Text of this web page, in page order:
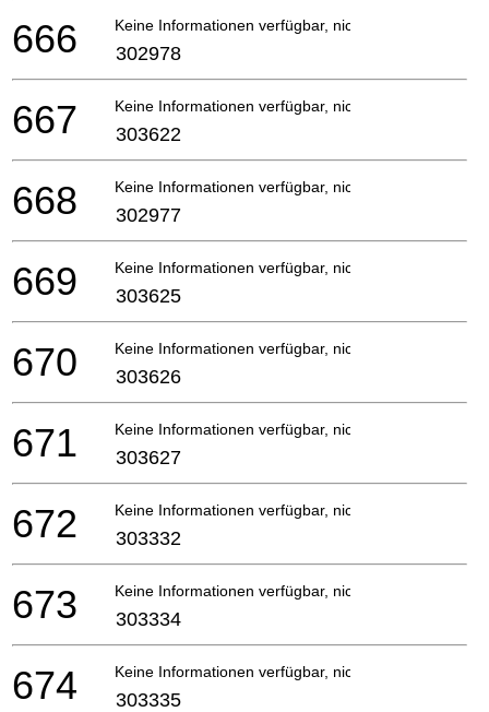
Keine Informationen verfügbar, nicht bestellbar
666 302978
Keine Informationen verfügbar, nicht bestellbar
667 303622
Keine Informationen verfügbar, nicht bestellbar
668 302977
Keine Informationen verfügbar, nicht bestellbar
669 303625
Keine Informationen verfügbar, nicht bestellbar
670 303626
Keine Informationen verfügbar, nicht bestellbar
671 303627
Keine Informationen verfügbar, nicht bestellbar
672 303332
Keine Informationen verfügbar, nicht bestellbar
673 303334
Keine Informationen verfügbar, nicht bestellbar
674 303335